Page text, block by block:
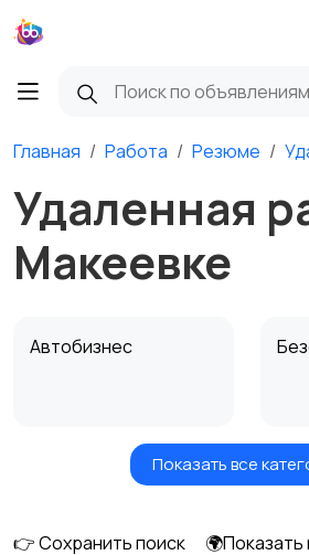
Главная Работа Резюме
Удаленная
Макеевке
Автобизнес
Бытовые услуги иПоказать все
👉 Сохранить поиск
🌍Показать